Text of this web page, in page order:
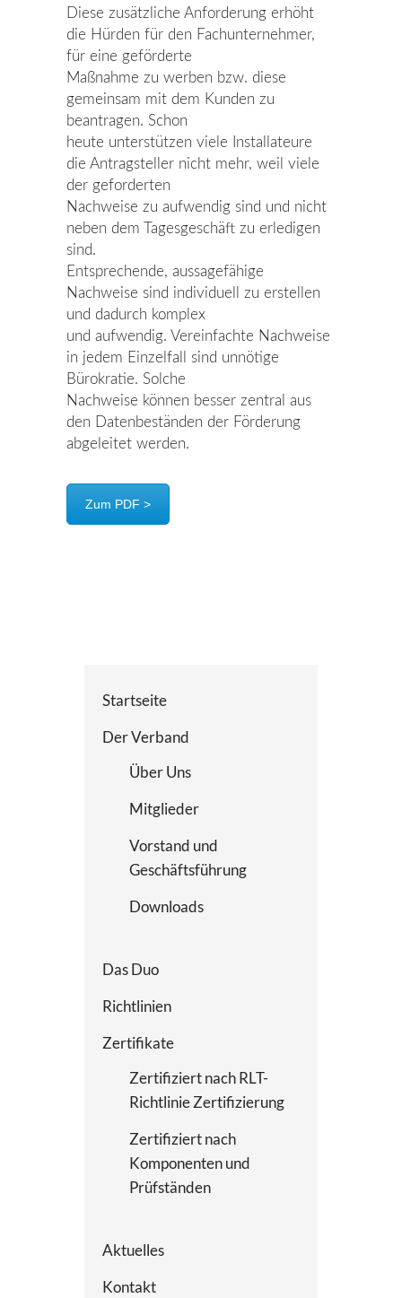
Diese zusätzliche Anforderung erhöht
die Hürden für den Fachunternehmer,
für eine geförderte
Maßnahme zu werben bzw. diese
gemeinsam mit dem Kunden zu
beantragen. Schon
heute unterstützen viele Installateure
die Antragsteller nicht mehr, weil viele
der geforderten
Nachweise zu aufwendig sind und nicht
neben dem Tagesgeschäft zu erledigen
sind.
Entsprechende, aussagefähige
Nachweise sind individuell zu erstellen
und dadurch komplex
und aufwendig. Vereinfachte Nachweise
in jedem Einzelfall sind unnötige
Bürokratie. Solche
Nachweise können besser zentral aus
den Datenbeständen der Förderung
abgeleitet werden.
Zum PDF >
Startseite
Der Verband
Über Uns
Mitglieder
Vorstand und
Geschäftsführung
Downloads
Das Duo
Richtlinien
Zertifikate
Zertifiziert nach RLT-
Richtlinie Zertifizierung
Zertifiziert nach
Komponenten und
Prüfständen
Aktuelles
Kontakt